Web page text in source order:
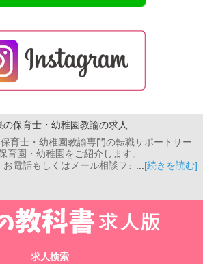
保育士・幼稚園教諭の求人
育士・幼稚園教諭専門の転職サポートサー
育園・幼稚園をご紹介します。
電話もしくはメール相談フォームよりお問
園をご紹介します。
[続きを読む]
求人検索